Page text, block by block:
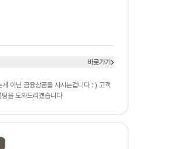
합니다.
바로가기
게 아닌 금융상품을 사시는겁니다 : ) 고객
을 도와드리겠습니다